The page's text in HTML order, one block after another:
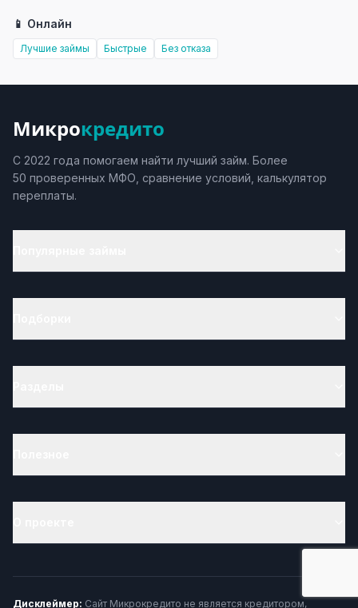
📱 Онлайн
Лучшие займы Быстрые Без отказа
Микрокредито
С 2022 года помогаем найти лучший займ. Более
50 проверенных МФО, сравнение условий, калькулятор
переплаты.
Дисклеймер: Сайт Микрокредито не является кредитором,